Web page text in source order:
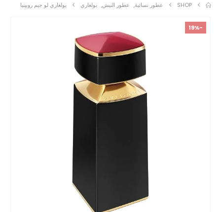
SHOP عطور نسائية, عطور النيش, بولغاري بولغاري لو جيم روبينيا
-19%